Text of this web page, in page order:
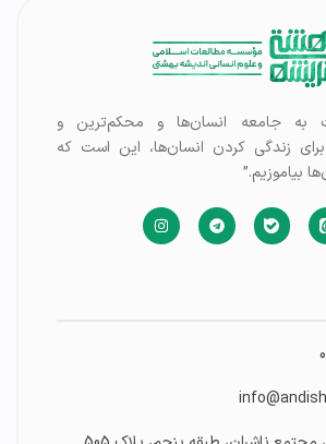
به جامعه انسان‌ها و محکم‌ترین و
برای زندگی کردن انسان‌ها، این است که
بیاموزیم.”